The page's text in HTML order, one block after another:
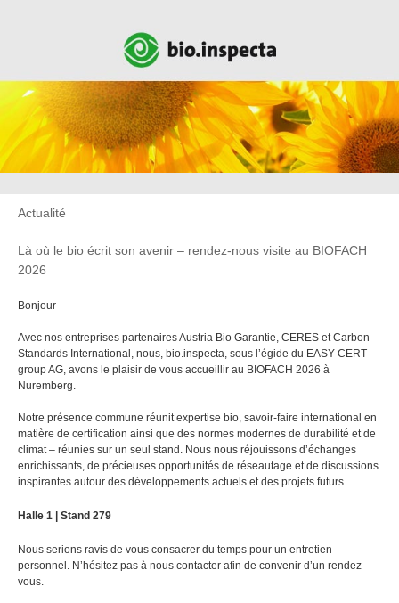
Actualité
Là où le bio écrit son avenir – rendez-nous visite au BIOFACH
2026
Bonjour
Avec nos entreprises partenaires Austria Bio Garantie, CERES et Carbon
Standards International, nous, bio.inspecta, sous l’égide du EASY-CERT
group AG, avons le plaisir de vous accueillir au BIOFACH 2026 à
Nuremberg.
Notre présence commune réunit expertise bio, savoir-faire international en
matière de certification ainsi que des normes modernes de durabilité et de
climat – réunies sur un seul stand. Nous nous réjouissons d’échanges
enrichissants, de précieuses opportunités de réseautage et de discussions
inspirantes autour des développements actuels et des projets futurs.
Halle 1 | Stand 279
Nous serions ravis de vous consacrer du temps pour un entretien
personnel. N’hésitez pas à nous contacter afin de convenir d’un rendez-
vous.